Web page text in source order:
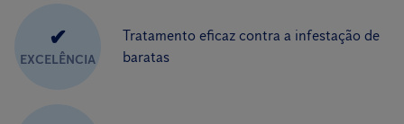
✔
EXCELÊNCIA
Tratamento eficaz contra a infestação de
baratas